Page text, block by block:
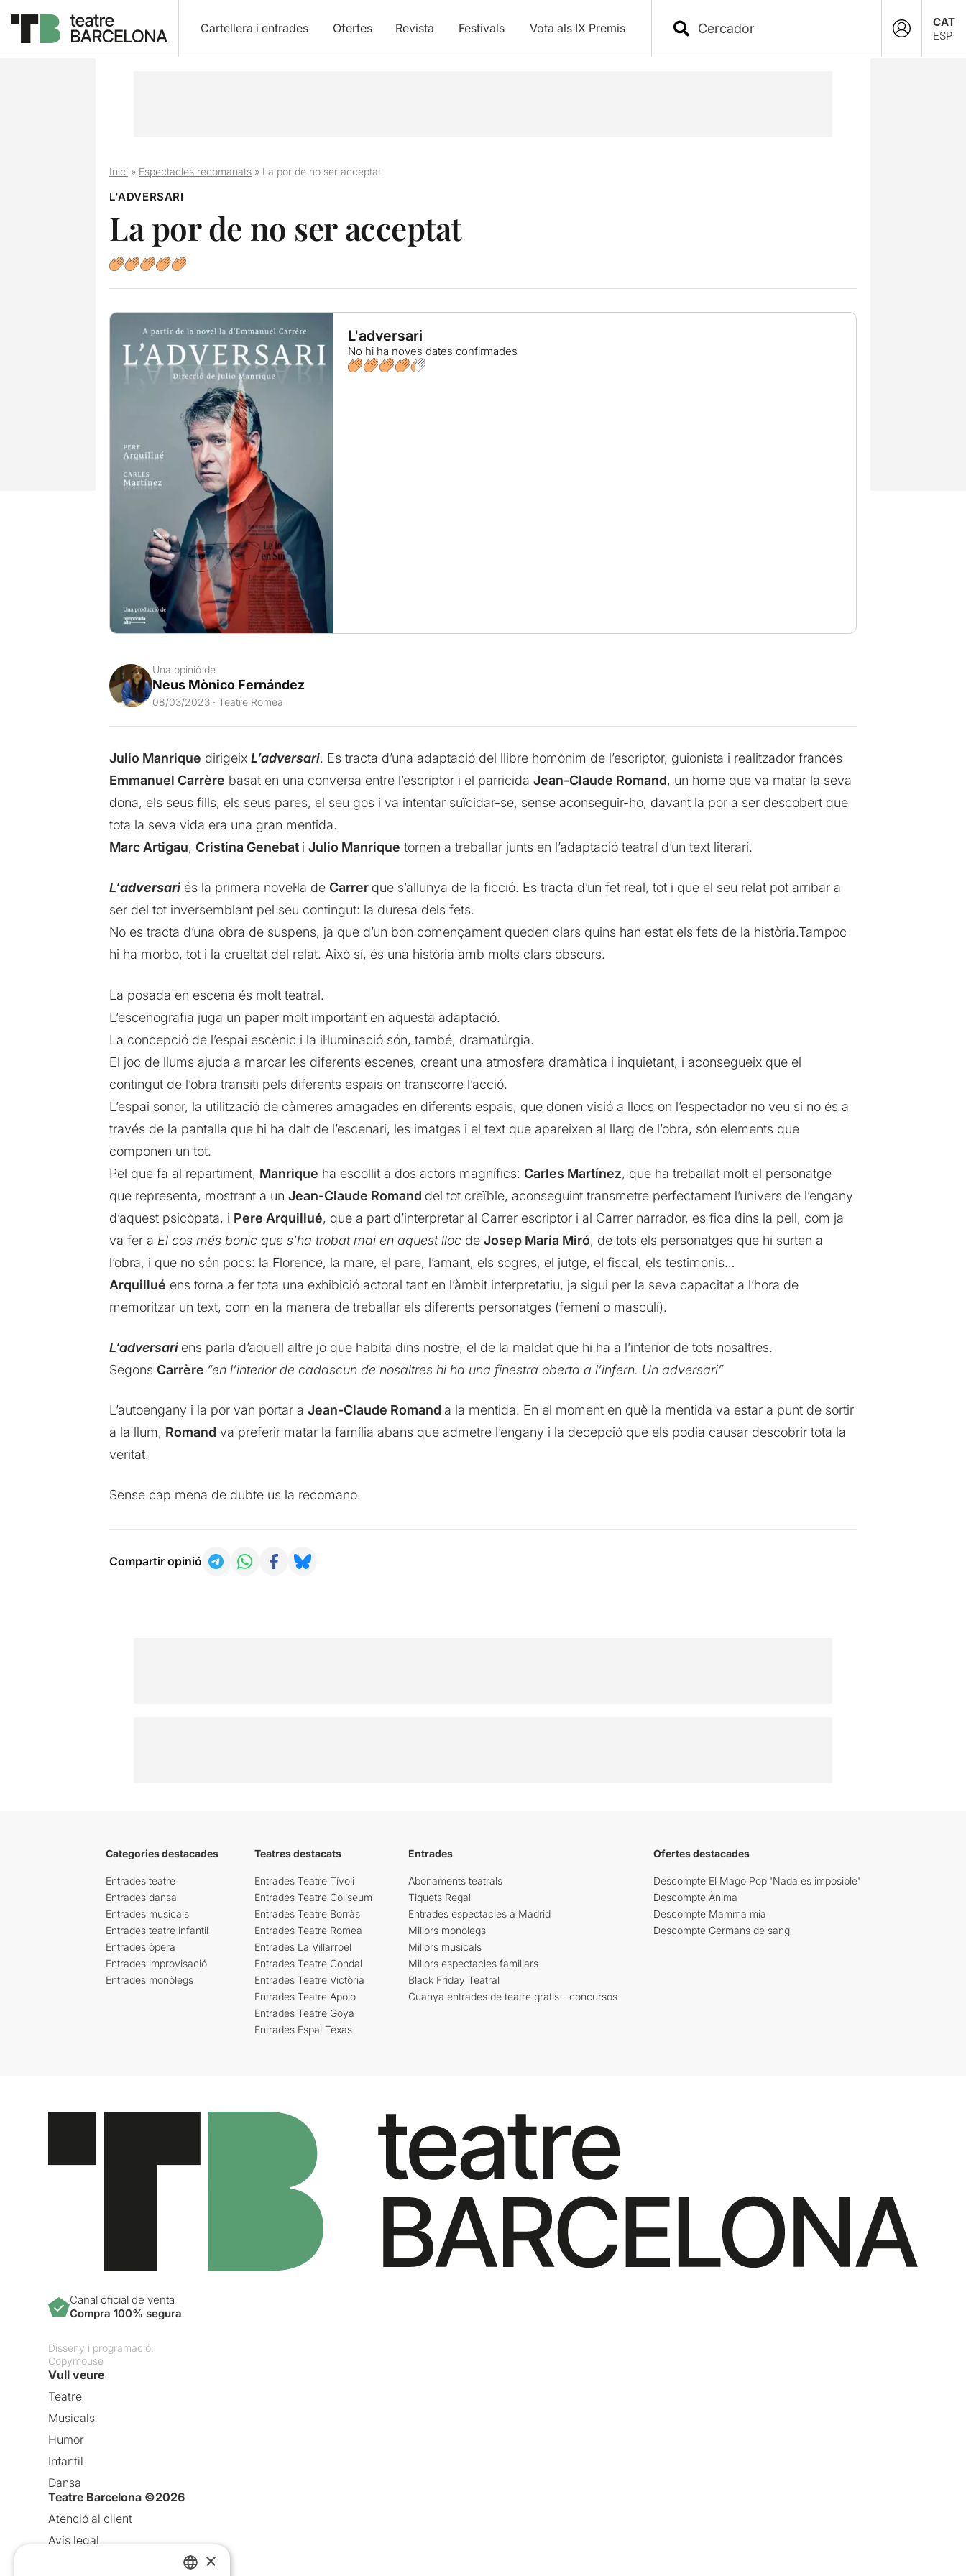
Cartellera i entrades Ofertes Revista Festivals Vota als IX Premis
CAT
ESP
Inici» Espectacles recomanats» La por de no ser acceptat
L'ADVERSARI
La por de no ser acceptat
L'adversari
No hi ha noves dates confirmades
Una opinió de
Neus Mònico Fernández
08/03/2023 · Teatre Romea
Julio Manrique dirigeix L’adversari. Es tracta d’una adaptació del llibre homònim de l’escriptor, guionista i realitzador francès
Emmanuel Carrère basat en una conversa entre l’escriptor i el parricida Jean-Claude Romand, un home que va matar la seva
dona, els seus fills, els seus pares, el seu gos i va intentar suïcidar-se, sense aconseguir-ho, davant la por a ser descobert que
tota la seva vida era una gran mentida.
Marc Artigau, Cristina Genebat i Julio Manrique tornen a treballar junts en l’adaptació teatral d’un text literari.
L’adversariés la primera novel·la de Carrer que s’allunya de la ficció. Es tracta d’un fet real, tot i que el seu relat pot arribar a
ser del tot inversemblant pel seu contingut: la duresa dels fets.
No es tracta d’una obra de suspens, ja que d’un bon començament queden clars quins han estat els fets de la història.Tampoc
hi ha morbo, tot i la crueltat del relat. Això sí, és una història amb molts clars obscurs.
La posada en escena és molt teatral.
L’escenografia juga un paper molt important en aquesta adaptació.
La concepció de l’espai escènic i la il·luminació són, també, dramatúrgia.
El joc de llums ajuda a marcar les diferents escenes, creant una atmosfera dramàtica i inquietant, i aconsegueix que el
contingut de l’obra transiti pels diferents espais on transcorre l’acció.
L’espai sonor, la utilització de càmeres amagades en diferents espais, que donen visió a llocs on l’espectador no veu si no és a
través de la pantalla que hi ha dalt de l’escenari, les imatges i el text que apareixen al llarg de l’obra, són elements que
componen un tot.
Pel que fa al repartiment, Manrique ha escollit a dos actors magnífics: Carles Martínez, que ha treballat molt el personatge
que representa, mostrant a un Jean-Claude Romand del tot creïble, aconseguint transmetre perfectament l’univers de l’engany
d’aquest psicòpata, i Pere Arquillué, que a part d’interpretar al Carrer escriptor i al Carrer narrador, es fica dins la pell, com ja
va fer a El cos més bonic que s’ha trobat mai en aquest llocde Josep Maria Miró, de tots els personatges que hi surten a
l’obra, i que no són pocs: la Florence, la mare, el pare, l’amant, els sogres, el jutge, el fiscal, els testimonis…
Arquillué ens torna a fer tota una exhibició actoral tant en l’àmbit interpretatiu, ja sigui per la seva capacitat a l’hora de
memoritzar un text, com en la manera de treballar els diferents personatges (femení o masculí).
L’adversari ens parla d’aquell altre jo que habita dins nostre, el de la maldat que hi ha a l’interior de tots nosaltres.
Segons Carrère “en l’interior de cadascun de nosaltres hi ha una finestra oberta a l’infern. Un adversari”
L’autoengany i la por van portar a Jean-Claude Romand a la mentida. En el moment en què la mentida va estar a punt de sortir
a la llum, Romand va preferir matar la família abans que admetre l’engany i la decepció que els podia causar descobrir tota la
veritat.
Sense cap mena de dubte us la recomano.
Compartir opinió
Categories destacades
Entrades teatre
Entrades dansa
Entrades musicals
Entrades teatre infantil
Entrades òpera
Entrades improvisació
Entrades monòlegs
Teatres destacats
Entrades Teatre Tívoli
Entrades Teatre Coliseum
Entrades Teatre Borràs
Entrades Teatre Romea
Entrades La Villarroel
Entrades Teatre Condal
Entrades Teatre Victòria
Entrades Teatre Apolo
Entrades Teatre Goya
Entrades Espai Texas
Entrades
Abonaments teatrals
Tiquets Regal
Entrades espectacles a Madrid
Millors monòlegs
Millors musicals
Millors espectacles familiars
Black Friday Teatral
Guanya entrades de teatre gratis - concursos
Ofertes destacades
Descompte El Mago Pop 'Nada es imposible'
Descompte Ànima
Descompte Mamma mia
Descompte Germans de sang
Canal oficial de venta
Compra 100% segura
Disseny i programació:
Copymouse
Vull veure
Teatre
Musicals
Humor
Infantil
Dansa
Teatre Barcelona ©2026
Atenció al client
Avís legal
×